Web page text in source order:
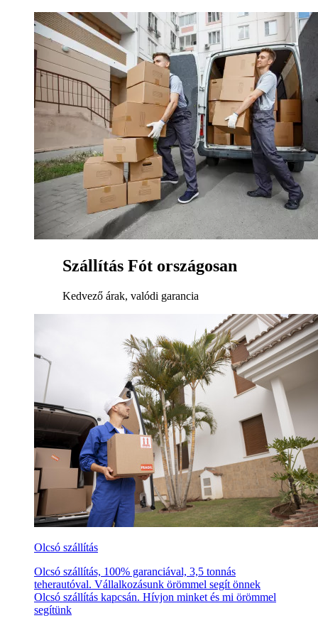
Szállítás Fót országosan
Kedvező árak, valódi garancia
Olcsó szállítás
Olcsó szállítás, 100% garanciával, 3,5 tonnás
teherautóval. Vállalkozásunk örömmel segít önnek
Olcsó szállítás kapcsán. Hívjon minket és mi örömmel
segítünk